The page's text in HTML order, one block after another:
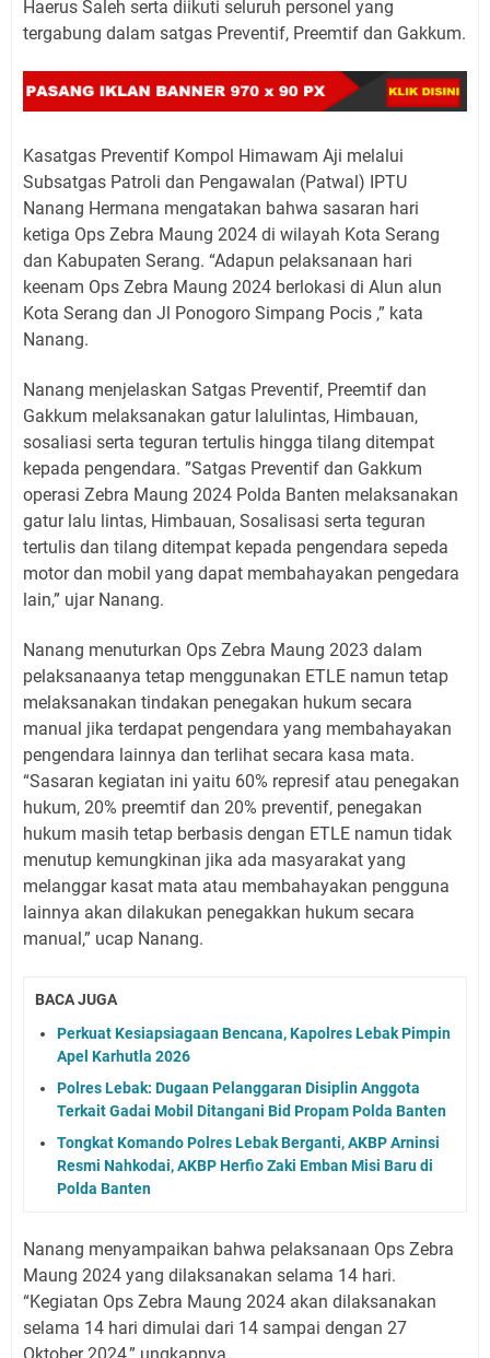
Haerus Saleh serta diikuti seluruh personel yang
tergabung dalam satgas Preventif, Preemtif dan Gakkum.
Kasatgas Preventif Kompol Himawam Aji melalui
Subsatgas Patroli dan Pengawalan (Patwal) IPTU
Nanang Hermana mengatakan bahwa sasaran hari
ketiga Ops Zebra Maung 2024 di wilayah Kota Serang
dan Kabupaten Serang. “Adapun pelaksanaan hari
keenam Ops Zebra Maung 2024 berlokasi di Alun alun
Kota Serang dan Jl Ponogoro Simpang Pocis ,” kata
Nanang.
Nanang menjelaskan Satgas Preventif, Preemtif dan
Gakkum melaksanakan gatur lalulintas, Himbauan,
sosaliasi serta teguran tertulis hingga tilang ditempat
kepada pengendara. ”Satgas Preventif dan Gakkum
operasi Zebra Maung 2024 Polda Banten melaksanakan
gatur lalu lintas, Himbauan, Sosalisasi serta teguran
tertulis dan tilang ditempat kepada pengendara sepeda
motor dan mobil yang dapat membahayakan pengedara
lain,” ujar Nanang.
Nanang menuturkan Ops Zebra Maung 2023 dalam
pelaksanaanya tetap menggunakan ETLE namun tetap
melaksanakan tindakan penegakan hukum secara
manual jika terdapat pengendara yang membahayakan
pengendara lainnya dan terlihat secara kasa mata.
“Sasaran kegiatan ini yaitu 60% represif atau penegakan
hukum, 20% preemtif dan 20% preventif, penegakan
hukum masih tetap berbasis dengan ETLE namun tidak
menutup kemungkinan jika ada masyarakat yang
melanggar kasat mata atau membahayakan pengguna
lainnya akan dilakukan penegakkan hukum secara
manual,” ucap Nanang.
BACA JUGA
Perkuat Kesiapsiagaan Bencana, Kapolres Lebak Pimpin
Apel Karhutla 2026
Polres Lebak: Dugaan Pelanggaran Disiplin Anggota
Terkait Gadai Mobil Ditangani Bid Propam Polda Banten
Tongkat Komando Polres Lebak Berganti, AKBP Arninsi
Resmi Nahkodai, AKBP Herfio Zaki Emban Misi Baru di
Polda Banten
Nanang menyampaikan bahwa pelaksanaan Ops Zebra
Maung 2024 yang dilaksanakan selama 14 hari.
“Kegiatan Ops Zebra Maung 2024 akan dilaksanakan
selama 14 hari dimulai dari 14 sampai dengan 27